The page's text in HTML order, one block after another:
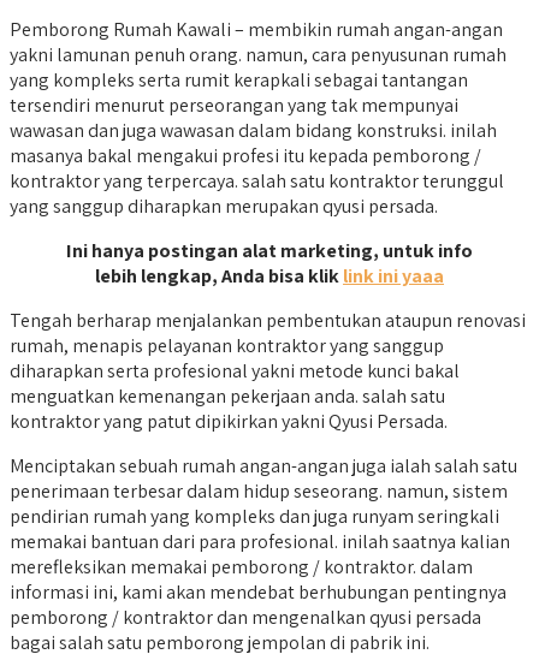
Pemborong Rumah Kawali – membikin rumah angan-angan
yakni lamunan penuh orang. namun, cara penyusunan rumah
yang kompleks serta rumit kerapkali sebagai tantangan
tersendiri menurut perseorangan yang tak mempunyai
wawasan dan juga wawasan dalam bidang konstruksi. inilah
masanya bakal mengakui profesi itu kepada pemborong /
kontraktor yang terpercaya. salah satu kontraktor terunggul
yang sanggup diharapkan merupakan qyusi persada.
Ini hanya postingan alat marketing, untuk info
lebih lengkap, Anda bisa kliklink ini yaaa
Tengah berharap menjalankan pembentukan ataupun renovasi
rumah, menapis pelayanan kontraktor yang sanggup
diharapkan serta profesional yakni metode kunci bakal
menguatkan kemenangan pekerjaan anda. salah satu
kontraktor yang patut dipikirkan yakni Qyusi Persada.
Menciptakan sebuah rumah angan-angan juga ialah salah satu
penerimaan terbesar dalam hidup seseorang. namun, sistem
pendirian rumah yang kompleks dan juga runyam seringkali
memakai bantuan dari para profesional. inilah saatnya kalian
merefleksikan memakai pemborong / kontraktor. dalam
informasi ini, kami akan mendebat berhubungan pentingnya
pemborong / kontraktor dan mengenalkan qyusi persada
bagai salah satu pemborong jempolan di pabrik ini.